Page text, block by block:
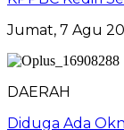
Jumat, 7 Agu
DAERAH
Diduga Ada